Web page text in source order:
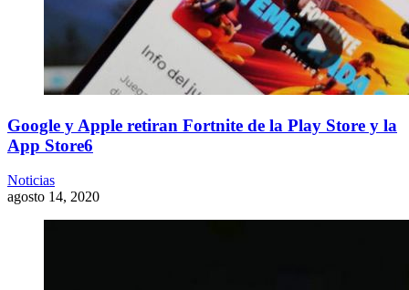
Google y Apple retiran Fortnite de la Play Store y la
App Store6
Noticias
agosto 14, 2020